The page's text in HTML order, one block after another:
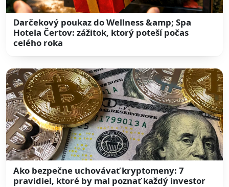
Darčekový poukaz do Wellness &amp; Spa
Hotela Čertov: zážitok, ktorý poteší počas
celého roka
Ako bezpečne uchovávať kryptomeny: 7
pravidiel, ktoré by mal poznať každý investor